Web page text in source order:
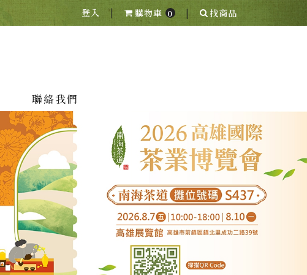
登入 | 購物車 0 | 找商品
聯絡我們